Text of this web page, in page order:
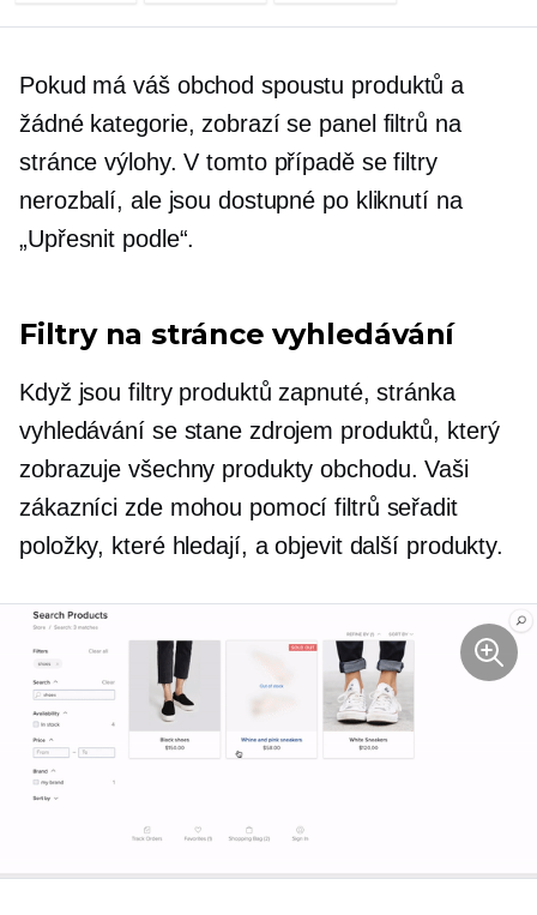
Pokud má váš obchod spoustu produktů a
žádné kategorie, zobrazí se panel filtrů na
stránce výlohy. V tomto případě se filtry
nerozbalí, ale jsou dostupné po kliknutí na
„Upřesnit podle“.
Filtry na stránce vyhledávání
Když jsou filtry produktů zapnuté, stránka
vyhledávání se stane zdrojem produktů, který
zobrazuje všechny produkty obchodu. Vaši
zákazníci zde mohou pomocí filtrů seřadit
položky, které hledají, a objevit další produkty.